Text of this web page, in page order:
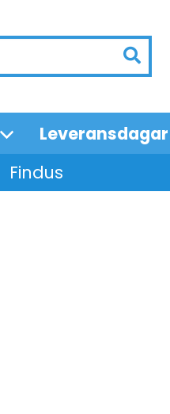
Leveransdagar
Findus